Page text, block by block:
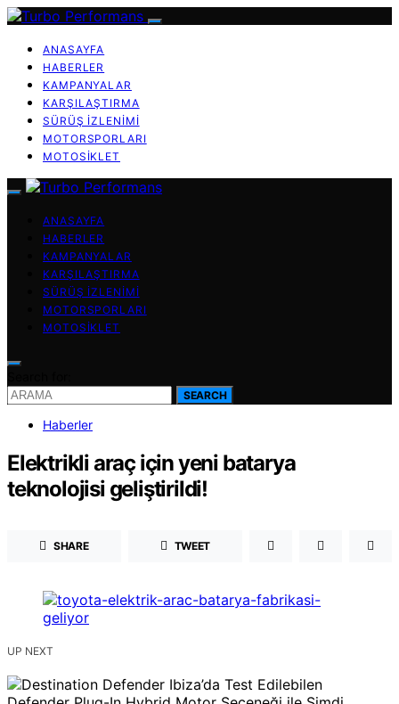
ANASAYFA
HABERLER
KAMPANYALAR
KARŞILAŞTIRMA
SÜRÜŞ İZLENIMI
MOTORSPORLARI
MOTOSIKLET
ANASAYFA
HABERLER
KAMPANYALAR
KARŞILAŞTIRMA
SÜRÜŞ İZLENIMI
MOTORSPORLARI
MOTOSIKLET
SEARCH
Haberler
Elektrikli araç için yeni batarya
teknolojisi geliştirildi!
SHARE TWEET
UP NEXT